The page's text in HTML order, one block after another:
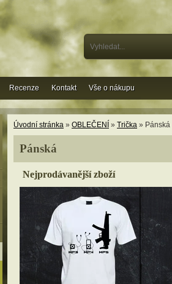
Úvodní stránka » OBLEČENÍ » Trička » Pánská
Pánská
Nejprodávanější zboží
Recenze Kontakt Vše o nákupu